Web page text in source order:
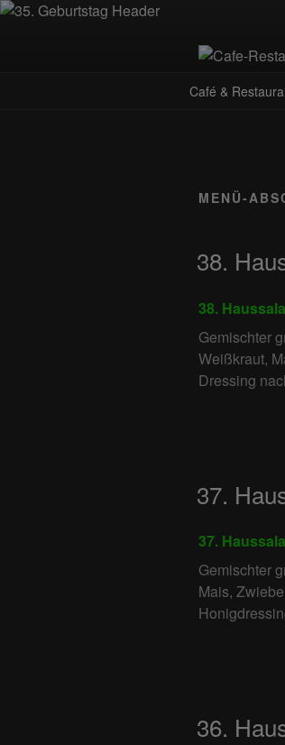
Zum
Deutsch-
Café &
MENÜ-
38.
38.
Gemischter
Weißkraut,
Dressing
37.
37.
Gemischter
Mais,
36.